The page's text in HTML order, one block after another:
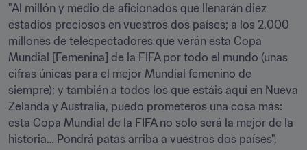
"Al millón y medio de aficionados que llenarán diez
estadios preciosos en vuestros dos países; a los 2.000
millones de telespectadores que verán esta Copa
Mundial [Femenina] de la FIFA por todo el mundo (unas
cifras únicas para el mejor Mundial femenino de
siempre); y también a todos los que estáis aquí en Nueva
Zelanda y Australia, puedo prometeros una cosa más:
esta Copa Mundial de la FIFA no solo será la mejor de la
historia… Pondrá patas arriba a vuestros dos países",